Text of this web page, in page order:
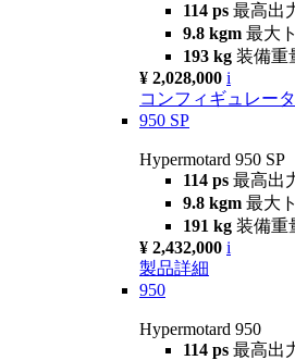
114 ps 最高出
9.8 kgm 最大
193 kg 装備重
¥ 2,028,000 i
コンフィギュレー
950 SP
Hypermotard 950 SP
114 ps 最高出
9.8 kgm 最大
191 kg 装備重
¥ 2,432,000 i
製品詳細
950
Hypermotard 950
114 ps 最高出